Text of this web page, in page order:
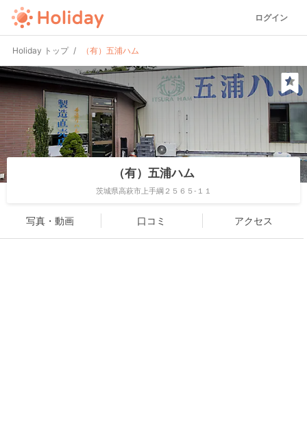
ログイン
Holiday トップ （有）五浦ハム
（有）五浦ハム
茨城県高萩市上手綱２５６５-１１
写真・動画 口コミ アクセス